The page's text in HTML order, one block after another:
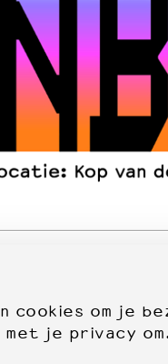
om je
je privacy